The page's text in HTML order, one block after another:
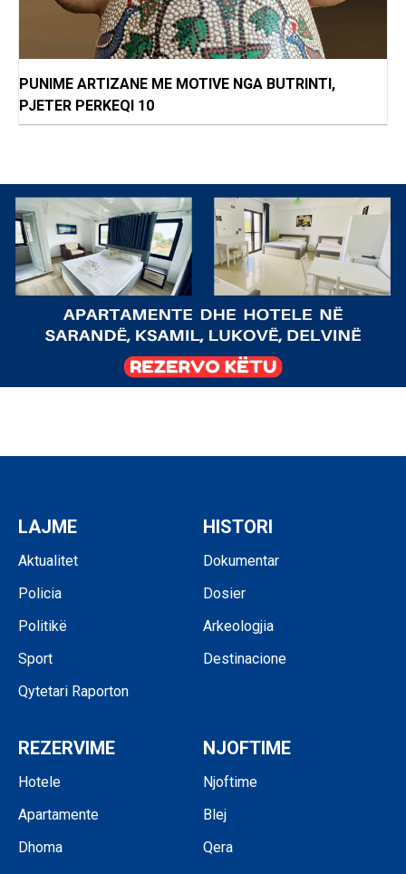
PUNIME ARTIZANE ME MOTIVE NGA BUTRINTI,
PJETER PERKEQI 10
LAJME
Aktualitet
Policia
Politikë
Sport
Qytetari Raporton
HISTORI
Dokumentar
Dosier
Arkeologjia
Destinacione
REZERVIME
Hotele
Apartamente
Dhoma
NJOFTIME
Njoftime
Blej
Qera